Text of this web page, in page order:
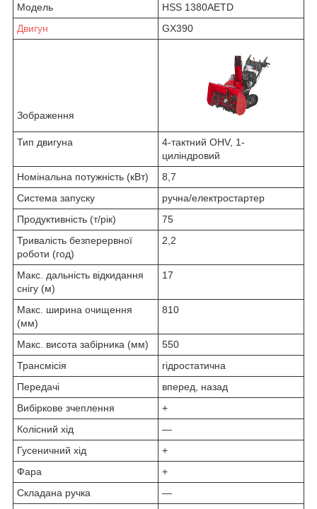
Модель
HSS 1380AETD
Двигун
GX390
Зображення
Тип двигуна
4-тактний OHV, 1-
циліндровий
Номінальна потужність (кВт)
8,7
Система запуску
ручна/електростартер
Продуктивність (т/рік)
75
Тривалість безперервної
роботи (год)
2,2
Макс. дальність відкидання
снігу (м)
17
Макс. ширина очищення
(мм)
810
Макс. висота забірника (мм)
550
Трансмісія
гідростатична
Передачі
вперед, назад
Вибіркове зчеплення
+
Колісний хід
—
Гусеничний хід
+
Фара
+
Складана ручка
—